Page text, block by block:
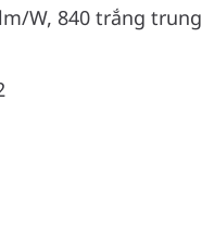
W, 840 trắng trung